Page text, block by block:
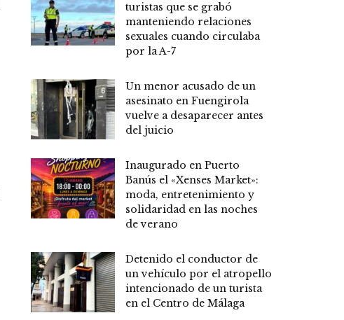
turistas que se grabó
manteniendo relaciones
sexuales cuando circulaba
por la A-7
Un menor acusado de un
asesinato en Fuengirola
vuelve a desaparecer antes
del juicio
Inaugurado en Puerto
Banús el «Xenses Market»:
moda, entretenimiento y
solidaridad en las noches
de verano
Detenido el conductor de
un vehículo por el atropello
intencionado de un turista
en el Centro de Málaga